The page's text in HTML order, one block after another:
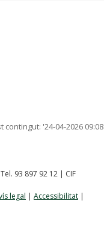
contingut: '24-04-2026 09:08
93 897 92 12 | CIF
legal | Accessibilitat |